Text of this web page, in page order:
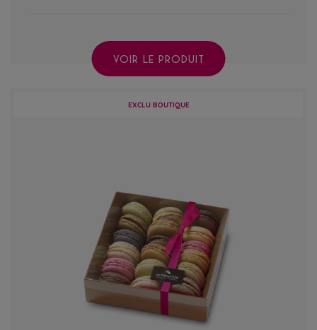
VOIR LE PRODUIT
EXCLU BOUTIQUE